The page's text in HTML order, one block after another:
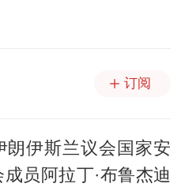
订阅
朗伊斯兰议会国家安
员阿拉丁·布鲁杰迪